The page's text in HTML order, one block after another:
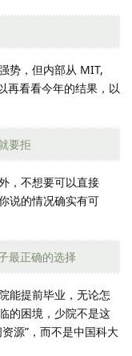
势，但内部从 MIT,
再看看今年的结果，以
要拒
，不想要可以直接
说的情况确实有可
最正确的选择
能提前毕业，无论怎
的困境，少院不是这
源”，而不是中国科大